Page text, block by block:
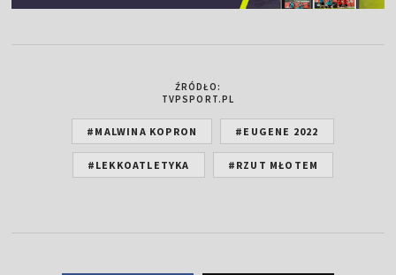
ŹRÓDŁO:
TVPSPORT.PL
#MALWINA KOPRON #EUGENE 2022
#LEKKOATLETYKA #RZUT MŁOTEM